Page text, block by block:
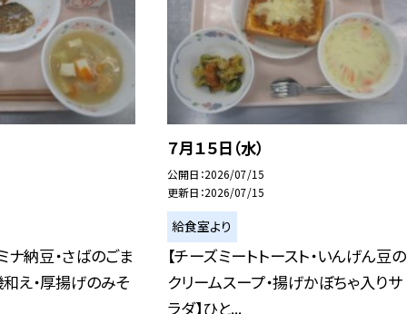
ナ納豆・さばのごま
え・厚揚げのみそ
７月１５日（水）
公開日 2026/07/15
更新日 2026/07/15
給食室より
【チーズミートトースト・いんげん豆の
クリームスープ・揚げかぼちゃ入りサ
ラダ】ひと...